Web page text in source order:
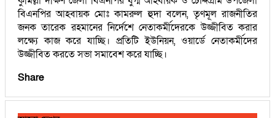
বিএনপির আহবায়ক মোঃ কামরুল হুদা বলেন, তৃণমূল রাজনীতির
জনক তারেক রহমানের নির্দেশে নেতাকর্মীদেরকে উজ্জীবিত করার
লক্ষ্যে কাজ করে যাচ্ছি। প্রতিটি ইউনিয়ন, ওয়ার্ডে নেতাকর্মীদের
উজ্জীবিত করতে সভা সমাবেশ করে যাচ্ছি।
Share